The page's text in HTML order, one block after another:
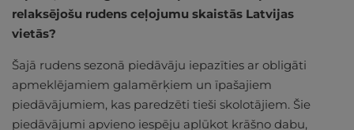
relaksējošu rudens ceļojumu skaistās Latvijas
vietās?
Šajā rudens sezonā piedāvāju iepazīties ar obligāti
apmeklējamiem galamērķiem un īpašajiem
piedāvājumiem, kas paredzēti tieši skolotājiem. Šie
piedāvājumi apvieno iespēju aplūkot krāšņo dabu,